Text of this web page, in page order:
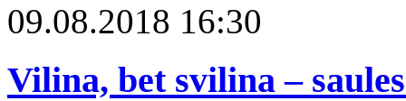
09.08.2018 16:30
Vilina, bet svilina –